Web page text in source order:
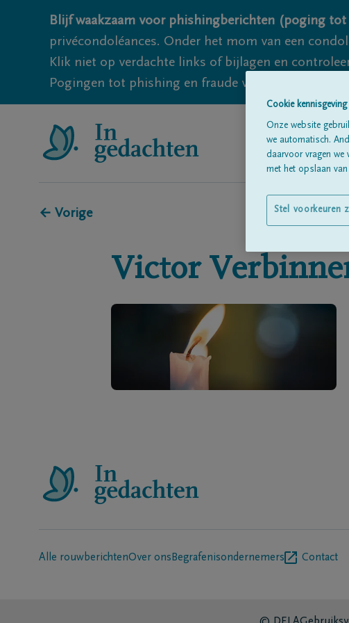
Blijf waakzaam voor phishingberichten (poging
privécondoléances. Onder het mom van een
Klik niet op verdachte links of bijlagen en
Pogingen tot phishing en fraude vallen echter
← Vorige
Victor
Alle rouwberichtenOver ons Begrafenisondernemers Contact
Cookie kennisgeving
Onze website
we automatisch.
daarvoor vragen we
met het opslaan
Stel voorkeuren